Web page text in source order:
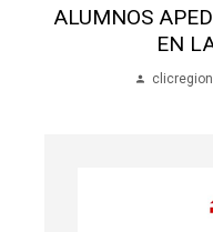
ALUMNOS
EN